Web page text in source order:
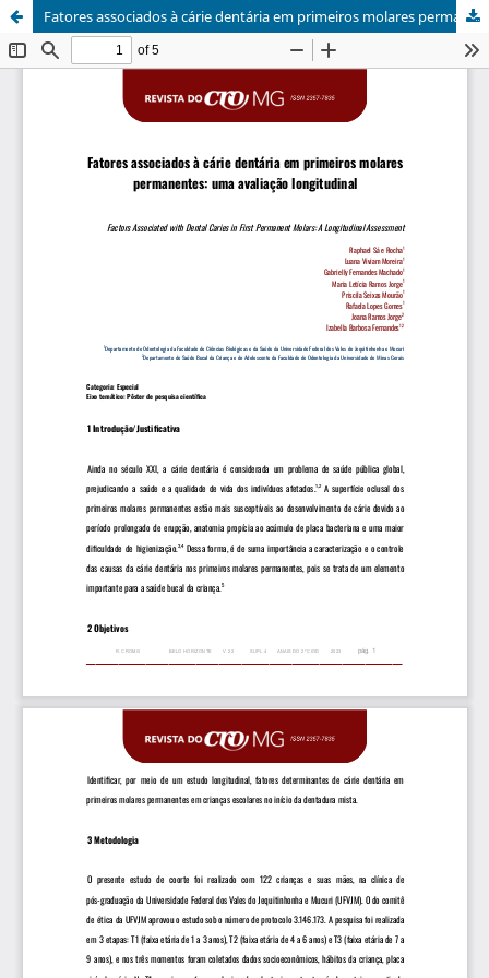
Fatores associados à cárie dentária em primeiros molares permanentes